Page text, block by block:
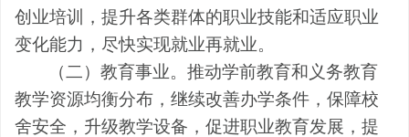
创业培训，提升各类群体的职业技能和适应职业
变化能力，尽快实现就业再就业。
（二）教育事业。推动学前教育和义务教育
教学资源均衡分布，继续改善办学条件，保障校
舍安全，升级教学设备，促进职业教育发展，提